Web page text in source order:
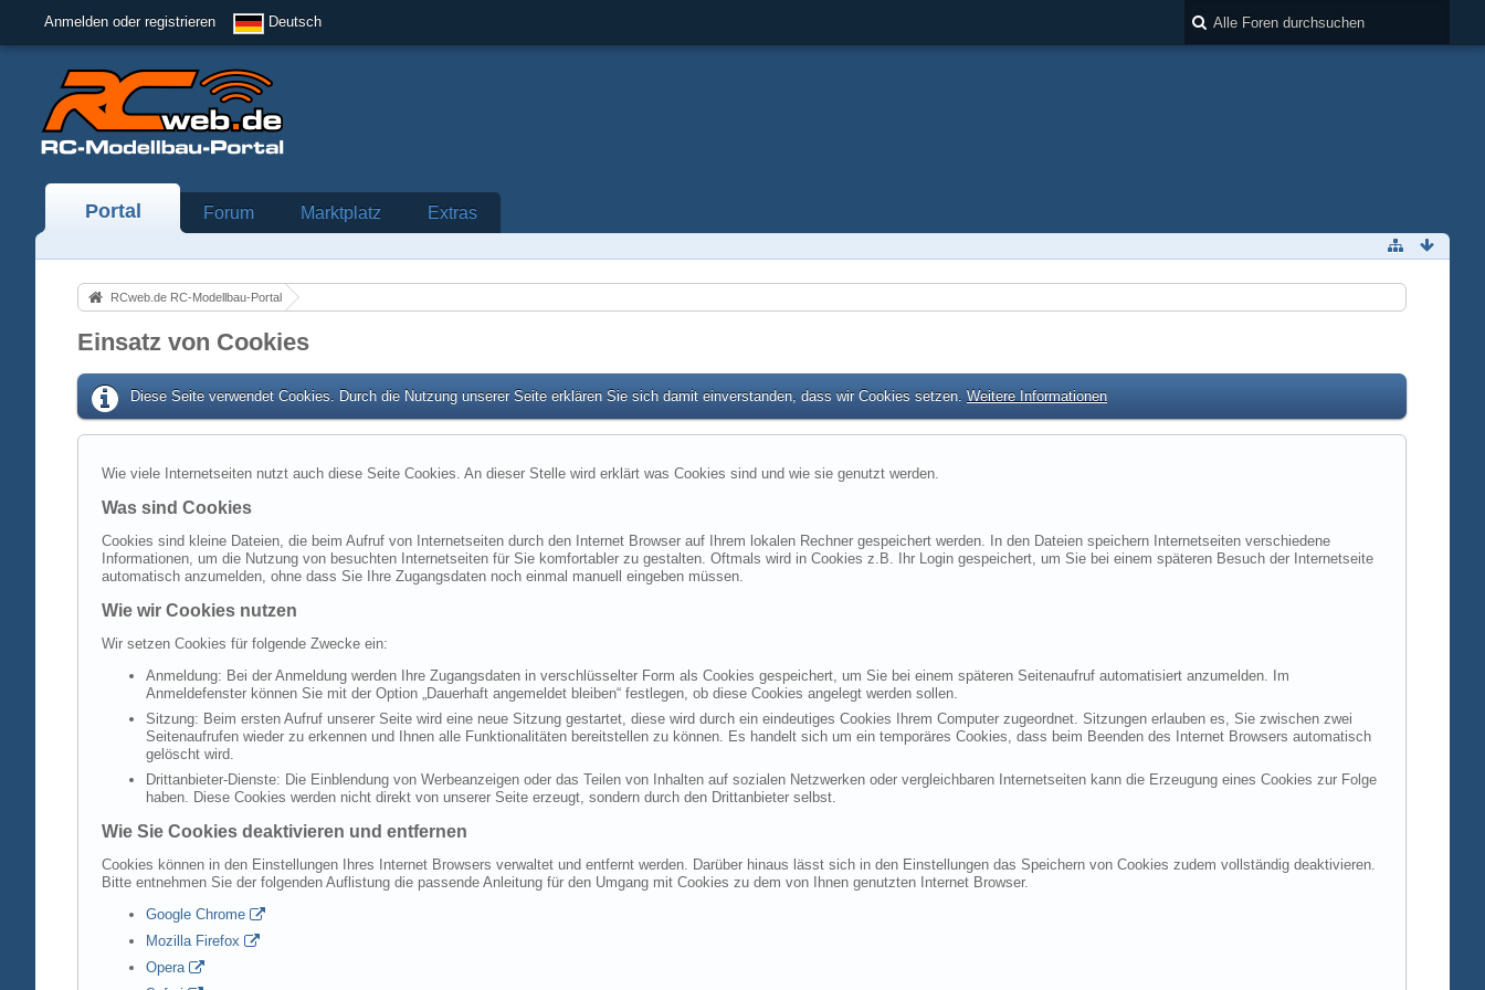
Anmelden oder registrieren Deutsch
Portal Forum Marktplatz Extras
RCweb.de RC-Modellbau-Portal
Einsatz von Cookies
Diese Seite verwendet Cookies. Durch die Nutzung unserer Seite erklären Sie sich damit einverstanden, dass wir Cookies setzen. Weitere Informationen
Wie viele Internetseiten nutzt auch diese Seite Cookies. An dieser Stelle wird erklärt was Cookies sind und wie sie genutzt werden.
Was sind Cookies
Cookies sind kleine Dateien, die beim Aufruf von Internetseiten durch den Internet Browser auf Ihrem lokalen Rechner gespeichert werden. In den Dateien speichern Internetseiten verschiedene
Informationen, um die Nutzung von besuchten Internetseiten für Sie komfortabler zu gestalten. Oftmals wird in Cookies z.B. Ihr Login gespeichert, um Sie bei einem späteren Besuch der Internetseite
automatisch anzumelden, ohne dass Sie Ihre Zugangsdaten noch einmal manuell eingeben müssen.
Wie wir Cookies nutzen
Wir setzen Cookies für folgende Zwecke ein:
Anmeldung: Bei der Anmeldung werden Ihre Zugangsdaten in verschlüsselter Form als Cookies gespeichert, um Sie bei einem späteren Seitenaufruf automatisiert anzumelden. Im
Anmeldefenster können Sie mit der Option „Dauerhaft angemeldet bleiben“ festlegen, ob diese Cookies angelegt werden sollen.
Sitzung: Beim ersten Aufruf unserer Seite wird eine neue Sitzung gestartet, diese wird durch ein eindeutiges Cookies Ihrem Computer zugeordnet. Sitzungen erlauben es, Sie zwischen zwei
Seitenaufrufen wieder zu erkennen und Ihnen alle Funktionalitäten bereitstellen zu können. Es handelt sich um ein temporäres Cookies, dass beim Beenden des Internet Browsers automatisch
gelöscht wird.
Drittanbieter-Dienste: Die Einblendung von Werbeanzeigen oder das Teilen von Inhalten auf sozialen Netzwerken oder vergleichbaren Internetseiten kann die Erzeugung eines Cookies zur Folge
haben. Diese Cookies werden nicht direkt von unserer Seite erzeugt, sondern durch den Drittanbieter selbst.
Wie Sie Cookies deaktivieren und entfernen
Cookies können in den Einstellungen Ihres Internet Browsers verwaltet und entfernt werden. Darüber hinaus lässt sich in den Einstellungen das Speichern von Cookies zudem vollständig deaktivieren.
Bitte entnehmen Sie der folgenden Auflistung die passende Anleitung für den Umgang mit Cookies zu dem von Ihnen genutzten Internet Browser.
Google Chrome
Mozilla Firefox
Opera